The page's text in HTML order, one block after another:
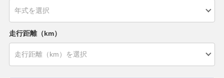
走行距離（km）